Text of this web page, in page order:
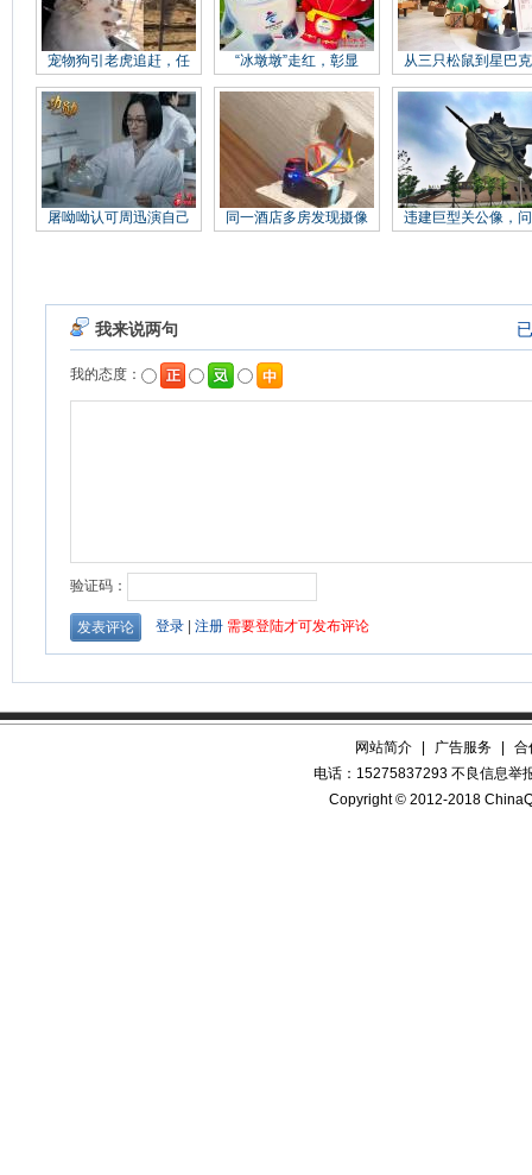
宠物狗引老虎追赶，任 “冰墩墩”走红，彰显 从三只松鼠到星巴
屠呦呦认可周迅演自己 同一酒店多房发现摄像 违建巨型关公像，
网站简介 广告服务
合
电话：15275837293 不良信息举
Copyright © 2012-2018